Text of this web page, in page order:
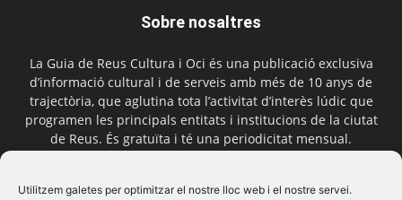
Utilitzem galetes per optimitzar el nostre lloc web i el nostre servei.
Sobre nosaltres
La Guia de Reus Cultura i Oci és una publicació exclusiva
d’informació cultural i de serveis amb més de 10 anys de
trajectòria, que aglutina tota l’activitat d’interès lúdic que
programen les principals entitats i institucions de la ciutat
de Reus. És gratuïta i té una periodicitat mensual.